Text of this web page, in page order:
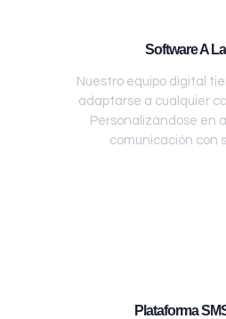
Software A
Nuestro equipo digital
adaptarse a cualquier
Personalizándose en
comunicación con
Plataforma